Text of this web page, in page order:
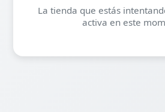
La tienda que estás
activa en este